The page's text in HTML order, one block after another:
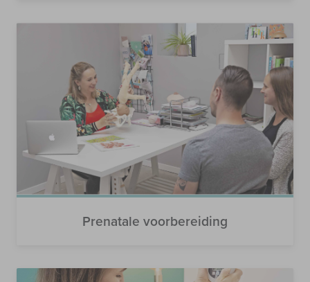
Prenatale voorbereiding